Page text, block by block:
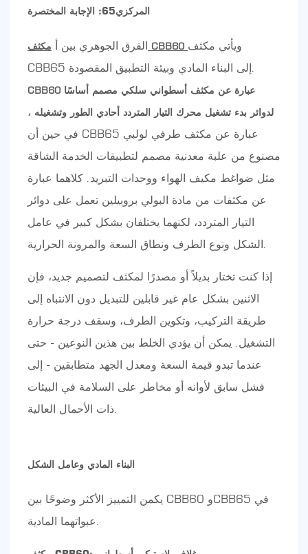
المركزي65: الإجابة المختصرة
الفرق الجوهري بين أ مكثف CBB60 ويأتي مكثف
CBB65 إلى البناء المادي وبيئة التطبيق المقصودة.
CBB60 عبارة عن مكثف أسطواني سلكي مصمم أساسًا
لدوائر بدء تشغيل محرك التيار المتردد أحادي الطور وتشغيله ،
في حين أن CBB65 عبارة عن مكثف طرفي لولبي
مصنوع من علبة معدنية مصمم لتطبيقات الخدمة الشاقة
مثل ضواغط مكيف الهواء ووحدات التبريد. كلاهما عبارة
عن مكثفات من مادة البولي بروبيلين تعمل على دوائر
التيار المتردد، لكنهما يختلفان بشكل كبير في عامل
الشكل ونوع الطرف ونطاق السعة والمرونة الحرارية.
إذا كنت تختار بديلاً أو مصدرًا لمكثف لتصميم جديد، فإن
الاثنين بشكل عام غير قابلين للتبديل دون الانتباه إلى
طريقة التركيب، وتكوين الطرف، وسقف درجة حرارة
التشغيل. يمكن أن يؤدي الخلط بين هذين النوعين - حتى
عندما تبدو قيمة السعة ومعدل الجهد متطابقين - إلى
فشل سابق لأوانه أو مخاطر على السلامة في البيئات
ذات الأحمال العالية.
البناء المادي وعامل الشكل
يكمن التمييز الأكثر وضوحًا بين CBB60 وCBB65 في
عبواتهما المادية.